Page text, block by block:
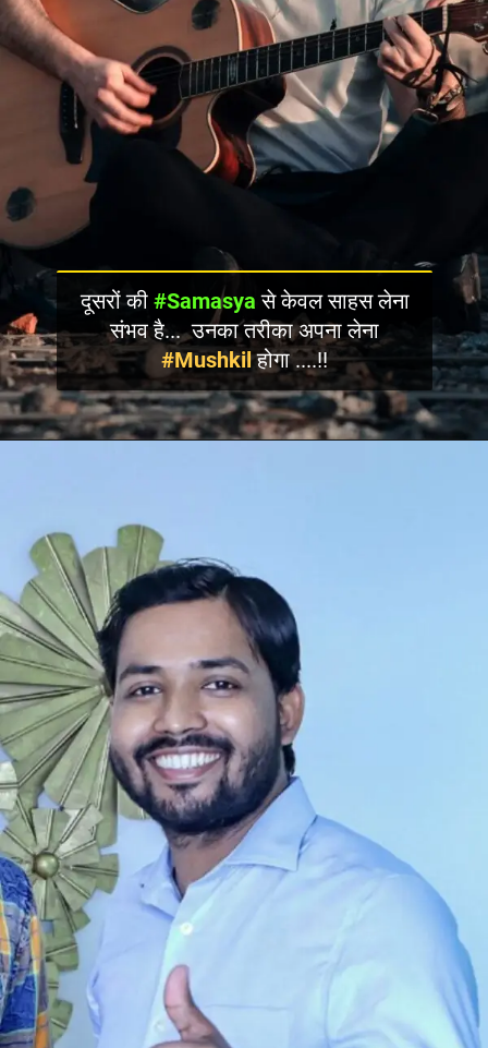
दूसरों की #Samasya से केवल साहस लेना
संभव है... उनका तरीका अपना लेना
#Mushkilहोगा ....!!